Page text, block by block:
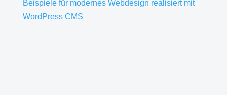
Beispiele für modernes Webdesign realisiert mit
WordPress CMS